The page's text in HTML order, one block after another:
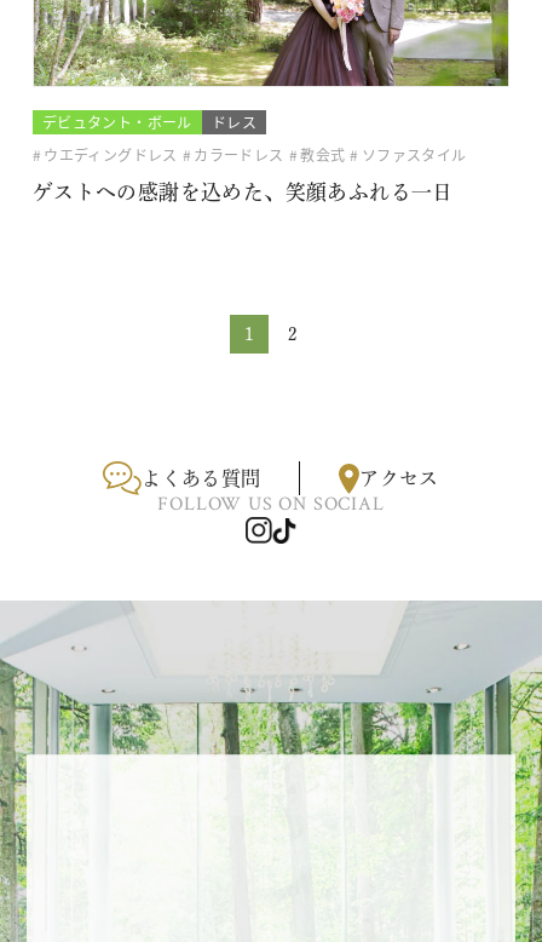
デビュタント・ボール
ドレス
ウエディングドレス
カラードレス 教会式
ソファスタイル
ゲストへの感謝を込めた、笑顔あふれる一日
1 2
よくある質問 アクセス
FOLLOW US ON SOCIAL